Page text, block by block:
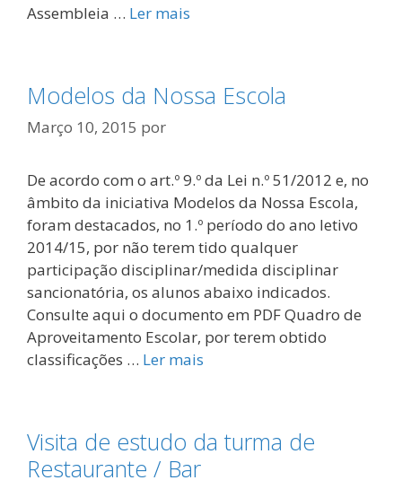
Assembleia … Ler mais
Modelos da Nossa Escola
Março 10, 2015 por
De acordo com o art.º 9.º da Lei n.º 51/2012 e, no
âmbito da iniciativa Modelos da Nossa Escola,
foram destacados, no 1.º período do ano letivo
2014/15, por não terem tido qualquer
participação disciplinar/medida disciplinar
sancionatória, os alunos abaixo indicados.
Consulte aqui o documento em PDF Quadro de
Aproveitamento Escolar, por terem obtido
classificações … Ler mais
Visita de estudo da turma de
Restaurante / Bar